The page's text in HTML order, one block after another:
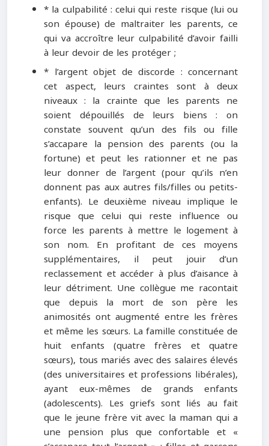
* la culpabilité : celui qui reste risque (lui ou
son épouse) de maltraiter les parents, ce
qui va accroître leur culpabilité d’avoir failli
à leur devoir de les protéger ;
* l’argent objet de discorde : concernant
cet aspect, leurs craintes sont à deux
niveaux : la crainte que les parents ne
soient dépouillés de leurs biens : on
constate souvent qu’un des fils ou fille
s’accapare la pension des parents (ou la
fortune) et peut les rationner et ne pas
leur donner de l’argent (pour qu’ils n’en
donnent pas aux autres fils/filles ou petits-
enfants). Le deuxième niveau implique le
risque que celui qui reste influence ou
force les parents à mettre le logement à
son nom. En profitant de ces moyens
supplémentaires, il peut jouir d’un
reclassement et accéder à plus d’aisance à
leur détriment. Une collègue me racontait
que depuis la mort de son père les
animosités ont augmenté entre les frères
et même les sœurs. La famille constituée de
huit enfants (quatre frères et quatre
sœurs), tous mariés avec des salaires élevés
(des universitaires et professions libérales),
ayant eux-mêmes de grands enfants
(adolescents). Les griefs sont liés au fait
que le jeune frère vit avec la maman qui a
une pension plus que confortable et «